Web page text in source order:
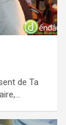
de Ta